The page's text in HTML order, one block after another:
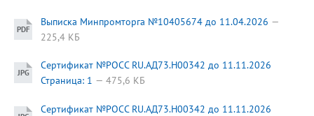
Выписка Минпромторга №10405674 до 11.04.2026
225,4 КБ
Сертификат №РОСС RU.АД73.H00342 до 11.11.2026
Страница: 1
475,6 КБ
Сертификат №РОСС RU.АД73.H00342 до 11.11.2026